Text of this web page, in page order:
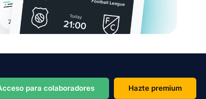
para colaboradores Hazte premium